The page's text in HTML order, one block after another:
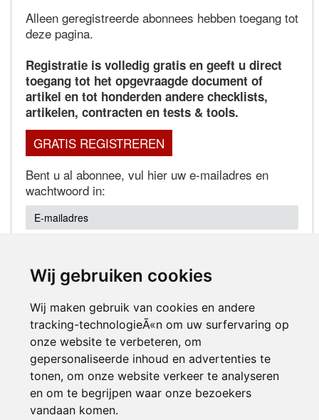
Wij gebruiken cookies
Wij maken gebruik van cookies en andere
tracking-technologieÃ«n om uw surfervaring op
onze website te verbeteren, om
gepersonaliseerde inhoud en advertenties te
tonen, om onze website verkeer te analyseren
en om te begrijpen waar onze bezoekers
vandaan komen.
Alleen geregistreerde abonnees hebben toegang tot
deze pagina.
Registratie is volledig gratis en geeft u direct
toegang tot het opgevraagde document of
artikel en tot honderden andere checklists,
artikelen, contracten en tests & tools.
GRATIS REGISTREREN
Bent u al abonnee, vul hier uw e-mailadres en
wachtwoord in:
Wachtwoord vergeten?